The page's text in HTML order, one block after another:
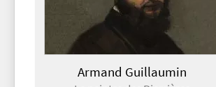
Armand Guillaumin